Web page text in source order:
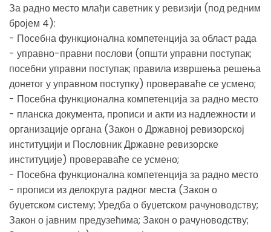
За радно место млађи саветник у ревизији (под редним
бројем 4):
- Посебна функционална компетенција за област рада
- управно-правни послови (општи управни поступак;
посебни управни поступак; правила извршења решења
донетог у управном поступку) провераваће се усмено;
- Посебна функционална компетенција за радно место
- планска документа, прописи и акти из надлежности и
организације органа (Закон о Државној ревизорској
институцији и Пословник Државне ревизорске
институције) провераваће се усмено;
- Посебна функционална компетенција за радно место
- прописи из делокруга радног места (Закон о
буџетском систему; Уредба о буџетском рачуноводству;
Закон о јавним предузећима; Закон о рачуноводству;